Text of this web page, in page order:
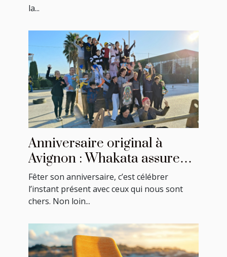
la...
Anniversaire original à
Avignon : Whakata assure
une ambiance festive !
Fêter son anniversaire, c’est célébrer
l’instant présent avec ceux qui nous sont
chers. Non loin...